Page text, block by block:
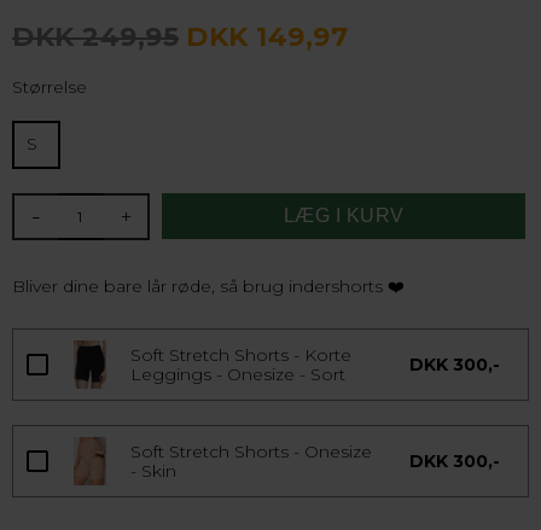
DKK 249,95 DKK 149,97
Størrelse
S
- +
Bliver dine bare lår røde, så brug indershorts ❤️
Soft Stretch Shorts - Korte
Leggings - Onesize - Sort
DKK 300,-
Soft Stretch Shorts - Onesize
- Skin
DKK 300,-